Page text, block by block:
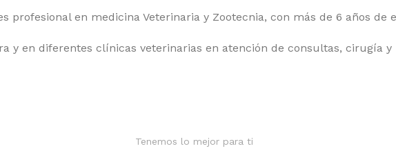
profesional en medicina Veterinaria y Zootecnia, con más de 6 años de
y en diferentes clínicas veterinarias en atención de consultas, cirugía y
Tenemos lo mejor para ti